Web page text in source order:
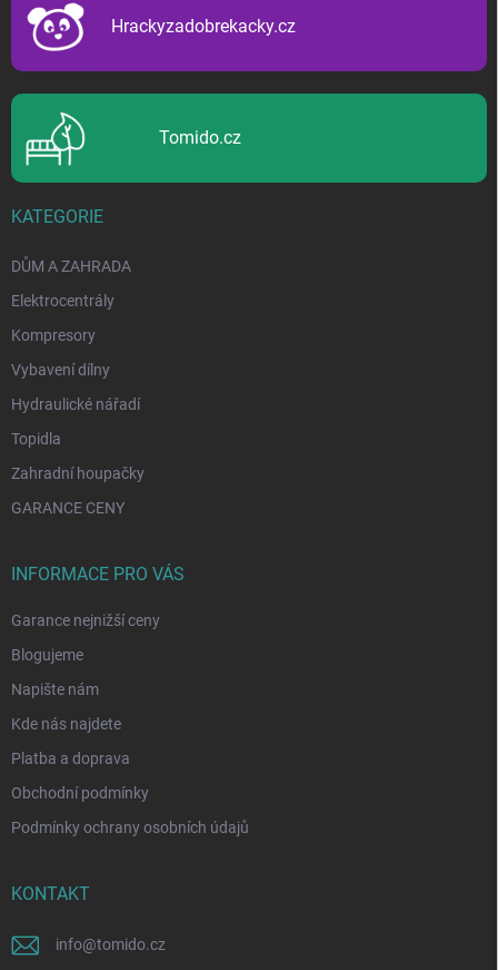
Hrackyzadobrekacky.cz
Tomido.cz
KATEGORIE
DŮM A ZAHRADA
Elektrocentrály
Kompresory
Vybavení dílny
Hydraulické nářadí
Topidla
Zahradní houpačky
GARANCE CENY
INFORMACE PRO VÁS
Garance nejnižší ceny
Blogujeme
Napište nám
Kde nás najdete
Platba a doprava
Obchodní podmínky
Podmínky ochrany osobních údajů
KONTAKT
info@tomido.cz